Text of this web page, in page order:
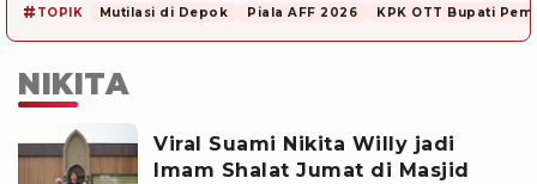
# TOPIK Mutilasi di Depok Piala AFF 2026 KPK OTT Bupati
NIKITA
Viral Suami Nikita Willy jadi
Imam Shalat Jumat di Masjid